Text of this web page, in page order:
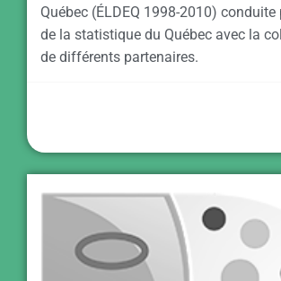
Québec (ÉLDEQ 1998-2010) conduite
de la statistique du Québec avec la
de différents partenaires.